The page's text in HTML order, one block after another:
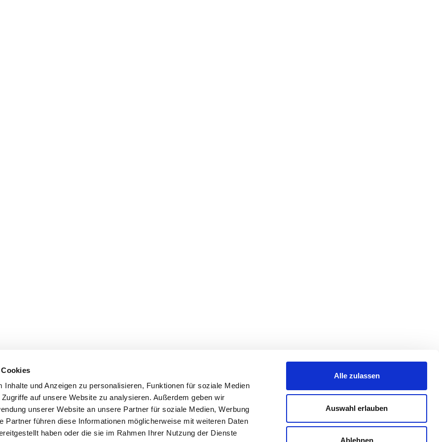
Inhalte und Anzeigen zu personalisieren, Funktionen für soziale Medien
auf unsere Website zu analysieren. Außerdem geben wir
unserer Website an unsere Partner für soziale Medien, Werbung
Partner führen diese Informationen möglicherweise mit weiteren Daten
haben oder die sie im Rahmen Ihrer Nutzung der Dienste
Alle zulassen
Auswahl erlauben
Ablehnen